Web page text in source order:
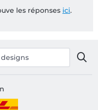
les réponses ici.